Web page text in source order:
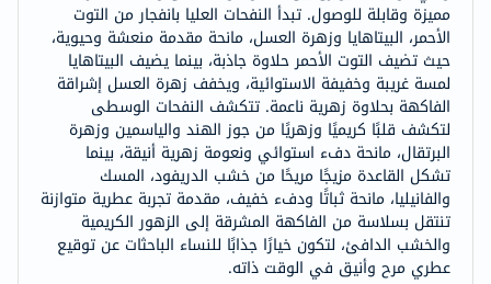
مميزة وقابلة للوصول. تبدأ النفحات العليا بانفجار من التوت
الأحمر، البيتاهايا وزهرة العسل، مانحة مقدمة منعشة وحيوية،
حيث تضيف التوت الأحمر حلاوة جاذبة، بينما يضيف البيتاهايا
لمسة غريبة وخفيفة الاستوائية، ويخفف زهرة العسل إشراقة
الفاكهة بحلاوة زهرية ناعمة. تتكشف النفحات الوسطى
لتكشف قلبًا كريميًا وزهريًا من جوز الهند والياسمين وزهرة
البرتقال، مانحة دفء استوائي ونعومة زهرية أنيقة، بينما
تشكل القاعدة مزيجًا مريحًا من خشب الدريفود، المسك
والفانيليا، مانحة ثباتًا ودفء خفيف، مقدمة تجربة عطرية متوازنة
تنتقل بسلاسة من الفاكهة المشرقة إلى الزهور الكريمية
والخشب الدافئ، لتكون خيارًا جذابًا للنساء الباحثات عن توقيع
عطري مرح وأنيق في الوقت ذاته.